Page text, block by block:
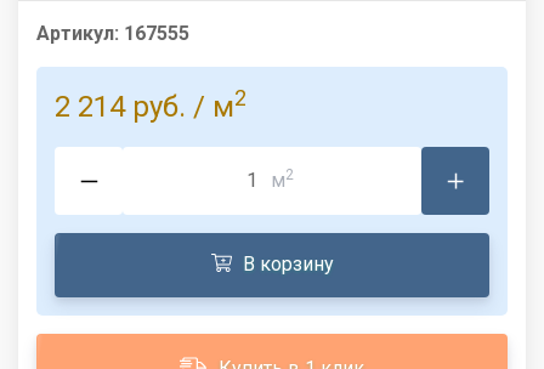
Артикул: 167555
2 214 руб. / м2
м2
В корзину